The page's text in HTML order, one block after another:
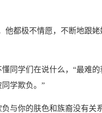
都极不情愿，不断地跟姥
学们在说什么，“最难的
学欺负。”
你的肤色和族裔没有关